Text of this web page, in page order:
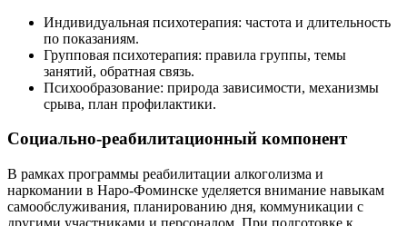
Индивидуальная психотерапия: частота и длительность
по показаниям.
Групповая психотерапия: правила группы, темы
занятий, обратная связь.
Психообразование: природа зависимости, механизмы
срыва, план профилактики.
Социально-реабилитационный компонент
В рамках программы реабилитации алкоголизма и
наркомании в Наро-Фоминске уделяется внимание навыкам
самообслуживания, планированию дня, коммуникации с
другими участниками и персоналом. При подготовке к